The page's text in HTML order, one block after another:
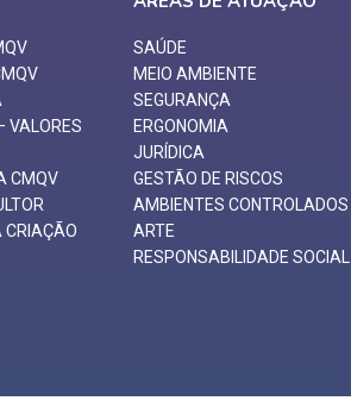
VALORES
CMQV
CRIAÇÃO
SAÚDE
MEIO AMBIENTE
SEGURANÇA
ERGONOMIA
JURÍDICA
GESTÃO DE RISCOS
AMBIENTES CONTROLADOS
ARTE
RESPONSABILIDADE SOCIAL